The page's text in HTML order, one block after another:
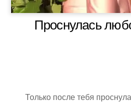
Проснулась
Только после тебя